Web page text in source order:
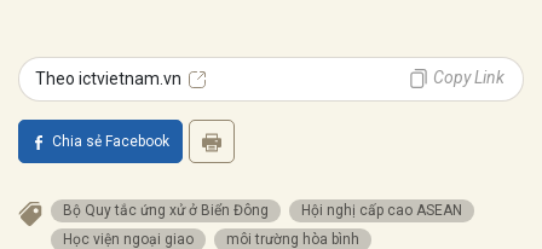
Theo ictvietnam.vn Copy Link
Chia sẻ Facebook
Bộ Quy tắc ứng xử ở Biển Đông
Hội nghị cấp cao ASEAN
Học viện ngoại giao
môi trường hòa bình